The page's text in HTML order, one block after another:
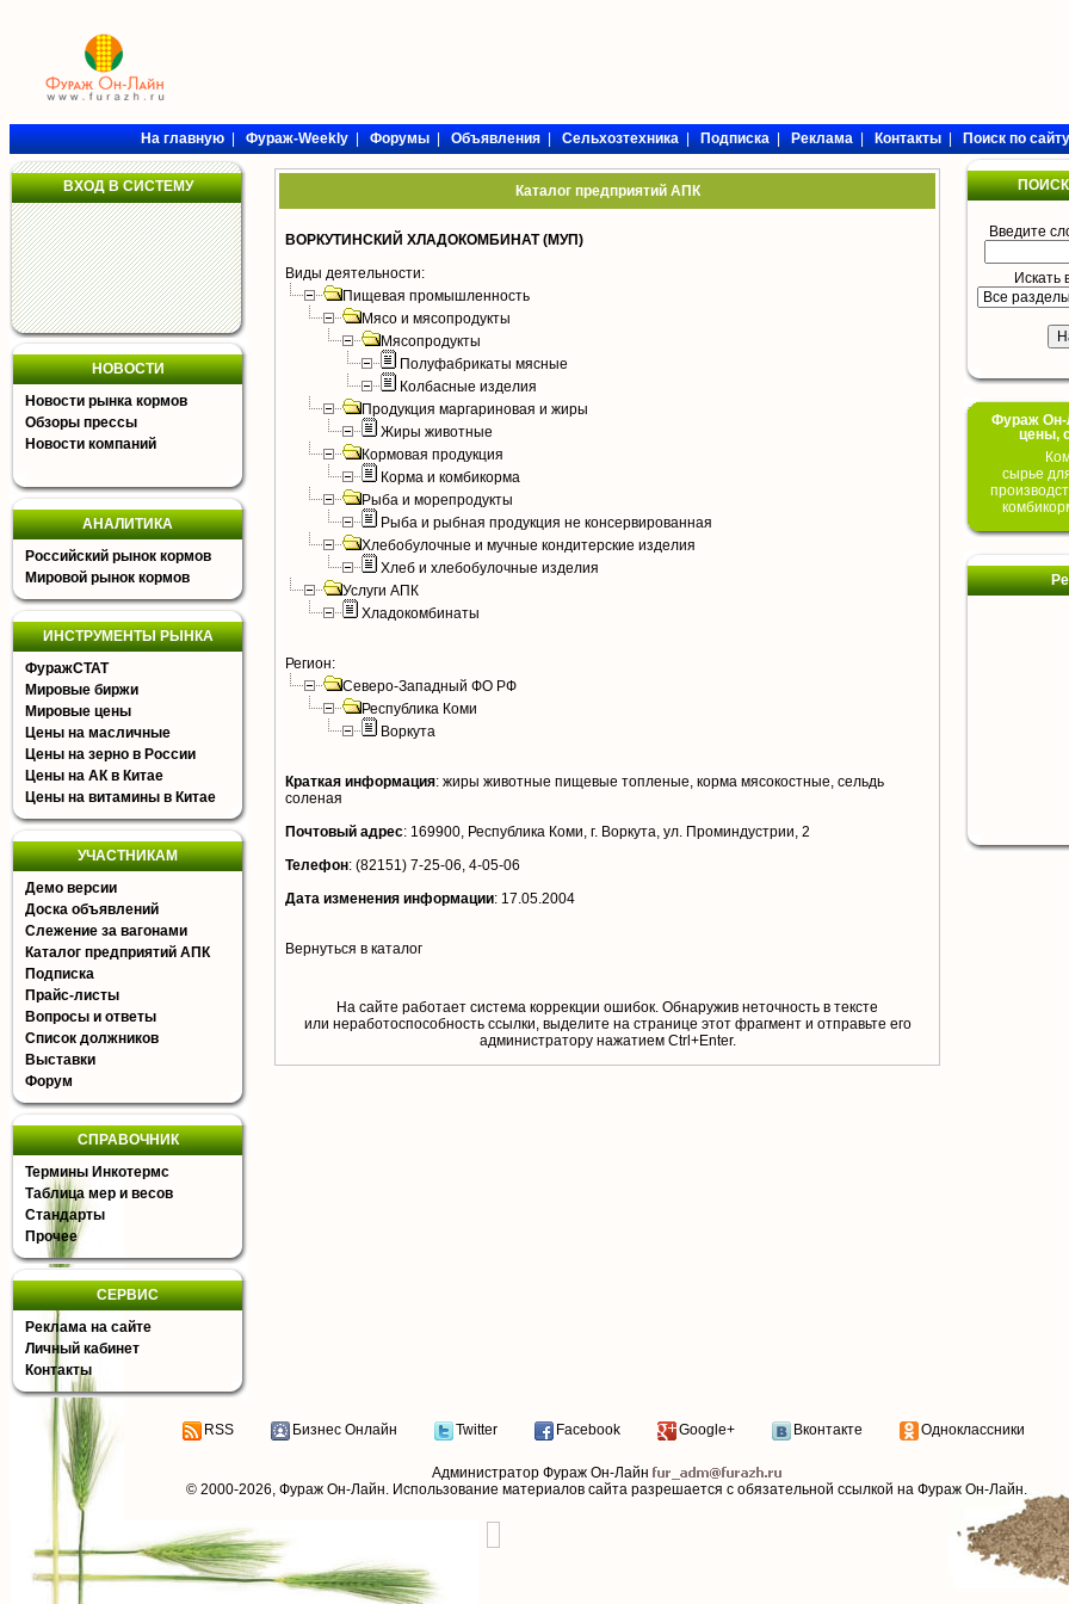
На главную|Фураж-Weekly|Форумы|Объявления|Сельхозтехника|Подписка|Реклама|Контакты|Поиск по сайту
ВХОД В СИСТЕМУ
НОВОСТИ
Новости рынка кормов
Обзоры прессы
Новости компаний
АНАЛИТИКА
Российский рынок кормов
Мировой рынок кормов
ИНСТРУМЕНТЫ РЫНКА
ФуражСТАТ
Мировые биржи
Мировые цены
Цены на масличные
Цены на зерно в России
Цены на АК в Китае
Цены на витамины в Китае
УЧАСТНИКАМ
Демо версии
Доска объявлений
Слежение за вагонами
Каталог предприятий АПК
Подписка
Прайс-листы
Вопросы и ответы
Список должников
Выставки
Форум
СПРАВОЧНИК
Термины Инкотермс
Таблица мер и весов
Стандарты
Прочее
СЕРВИС
Реклама на сайте
Личный кабинет
Контакты
Каталог предприятий АПК
ВОРКУТИНСКИЙ ХЛАДОКОМБИНАТ (МУП)
Виды деятельности:
Пищевая промышленность
Мясо и мясопродукты
Мясопродукты
Полуфабрикаты мясные
Колбасные изделия
Продукция маргариновая и жиры
Жиры животные
Кормовая продукция
Корма и комбикорма
Рыба и морепродукты
Рыба и рыбная продукция не консервированная
Хлебобулочные и мучные кондитерские изделия
Хлеб и хлебобулочные изделия
Услуги АПК
Хладокомбинаты
Регион:
Северо-Западный ФО РФ
Республика Коми
Воркута
Краткая информация: жиры животные пищевые топленые, корма мясокостные, сельдь
соленая
Почтовый адрес: 169900, Республика Коми, г. Воркута, ул. Проминдустрии, 2
Телефон: (82151) 7-25-06, 4-05-06
Дата изменения информации: 17.05.2004
Вернуться в каталог
На сайте работает система коррекции ошибок. Обнаружив неточность в тексте
или неработоспособность ссылки, выделите на странице этот фрагмент и отправьте его
aдминистратору нажатием Ctrl+Enter.
Введите
Искать
Фураж Он-
цены,
сырье
RSS Бизнес Онлайн Twitter Facebook Google+ Вконтакте Одноклассники
Администратор Фураж Он-Лайн
© 2000-2026, Фураж Он-Лайн. Использование материалов сайта разрешается с обязательной ссылкой на Фураж Он-Лайн.